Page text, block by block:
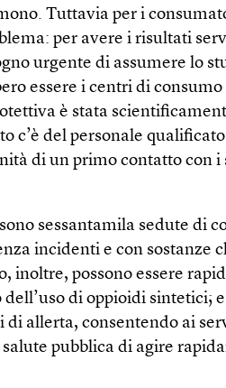
Tuttavia per i
per avere i risultati
urgente di assumere lo
essere i centri di
è stata
c’è del personale
di un primo contatto con i
sessantamila sedute di
incidenti e con sostanze
inoltre, possono essere
di oppioidi sintetici;
di allerta, consentendo ai
pubblica di agire